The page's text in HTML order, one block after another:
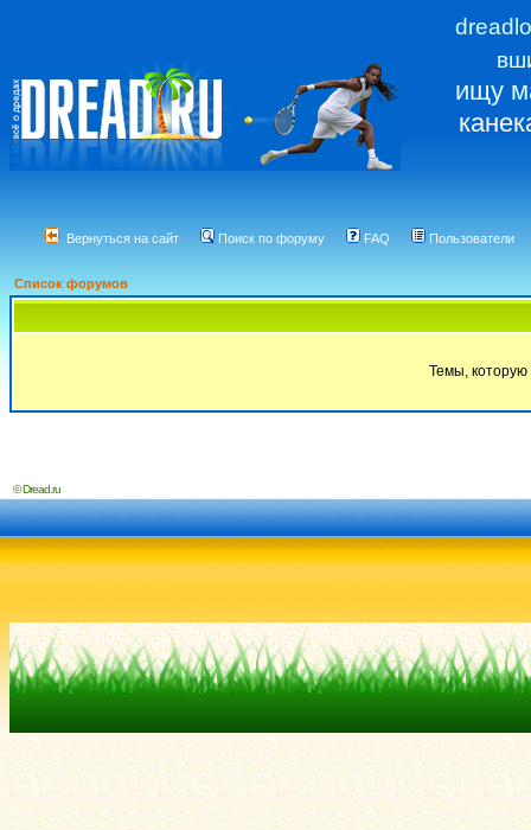
ищу
Вернуться на сайт Поиск по форуму FAQ Пользователи
Список форумов
Темы, которую
© Dread.ru